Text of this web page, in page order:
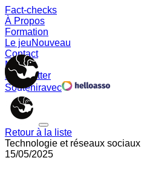
Fact-checks
À Propos
Formation
Le jeuNouveau
Contact
Memes
Newsletter
Souteniravec
Retour à la liste
Technologie et réseaux sociaux
15/05/2025